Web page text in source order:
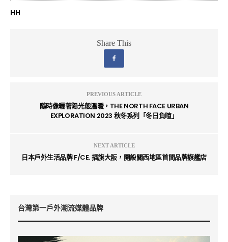
HH
Share This
PREVIOUS ARTICLE
隨時像曬著陽光般溫暖，THE NORTH FACE URBAN
EXPLORATION 2023 秋冬系列「冬日負暄」
NEXT ARTICLE
日本戶外生活品牌 F/CE. 插旗大阪，開設關西地區首間品牌旗艦店
台灣第一戶外潮流媒體品牌